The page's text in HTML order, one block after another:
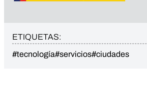
ETIQUETAS:
#tecnología#servicios#ciudades